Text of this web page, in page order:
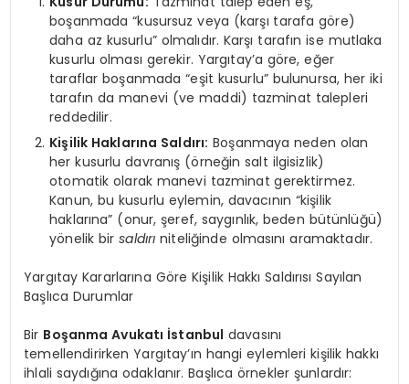
boşanmada “kusursuz veya (karşı tarafa göre)
daha az kusurlu” olmalıdır. Karşı tarafın ise mutlaka
kusurlu olması gerekir. Yargıtay’a göre, eğer
taraflar boşanmada “eşit kusurlu” bulunursa, her iki
tarafın da manevi (ve maddi) tazminat talepleri
reddedilir.
Kişilik Haklarına Saldırı: Boşanmaya neden olan
her kusurlu davranış (örneğin salt ilgisizlik)
otomatik olarak manevi tazminat gerektirmez.
Kanun, bu kusurlu eylemin, davacının “kişilik
haklarına” (onur, şeref, saygınlık, beden bütünlüğü)
yönelik birsaldırı niteliğinde olmasını aramaktadır.
Yargıtay Kararlarına Göre Kişilik Hakkı Saldırısı Sayılan
Başlıca Durumlar
Bir Boşanma Avukatı İstanbul davasını
temellendirirken Yargıtay’ın hangi eylemleri kişilik hakkı
ihlali saydığına odaklanır. Başlıca örnekler şunlardır: